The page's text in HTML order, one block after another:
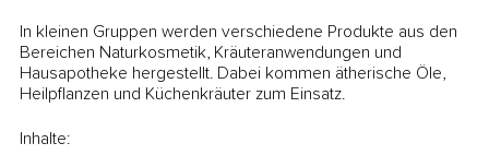
In kleinen Gruppen werden verschiedene Produkte aus den
Bereichen Naturkosmetik, Kräuteranwendungen und
Hausapotheke hergestellt. Dabei kommen ätherische Öle,
Heilpflanzen und Küchenkräuter zum Einsatz.
Inhalte: